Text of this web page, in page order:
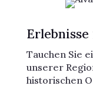
Tauchen Sie
unserer
historischen